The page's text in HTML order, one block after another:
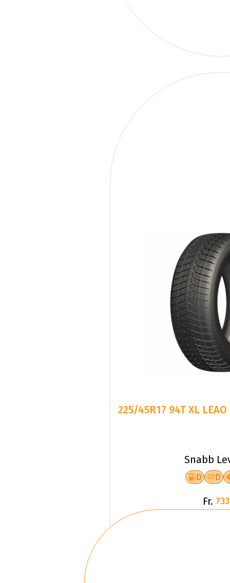
225/45R17 94T XL LEAO
Snabb
D D
Fr.